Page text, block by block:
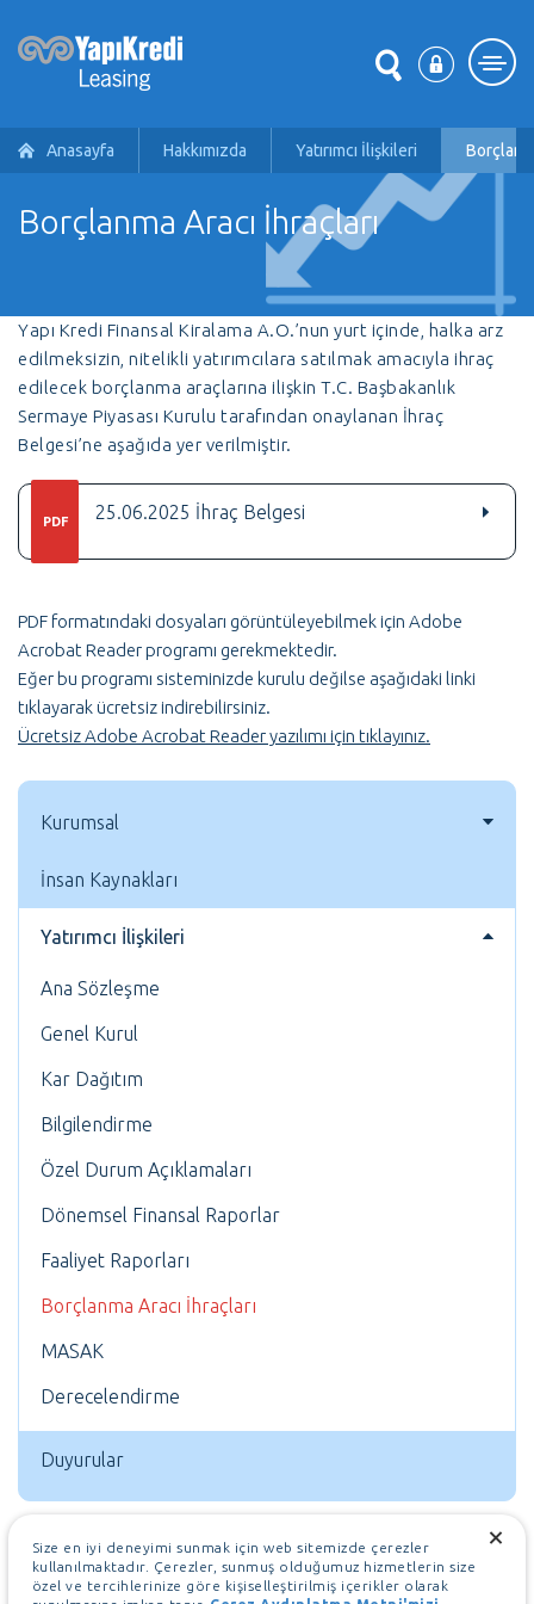
Anasayfa Hakkımızda Yatırımcı İlişkileri
Borçlanma Aracı İhraçları
Yapı Kredi Finansal Kiralama A.O.’nun yurt içinde, halka arz
edilmeksizin, nitelikli yatırımcılara satılmak amacıyla ihraç
edilecek borçlanma araçlarına ilişkin T.C. Başbakanlık
Sermaye Piyasası Kurulu tarafından onaylanan İhraç
Belgesi’ne aşağıda yer verilmiştir.
PDF 25.06.2025 İhraç Belgesi
PDF formatındaki dosyaları görüntüleyebilmek için Adobe
Acrobat Reader programı gerekmektedir.
Eğer bu programı sisteminizde kurulu değilse aşağıdaki linki
tıklayarak ücretsiz indirebilirsiniz.
Ücretsiz Adobe Acrobat Reader yazılımı için tıklayınız.
Kurumsal
İnsan Kaynakları
Yatırımcı İlişkileri
Ana Sözleşme
Genel Kurul
Kar Dağıtım
Bilgilendirme
Özel Durum Açıklamaları
Dönemsel Finansal Raporlar
Faaliyet Raporları
Borçlanma Aracı İhraçları
MASAK
Derecelendirme
Duyurular
Size en iyi deneyimi sunmak için web sitemizde çerezler
kullanılmaktadır. Çerezler, sunmuş olduğumuz hizmetlerin size
özel ve tercihlerinize göre kişiselleştirilmiş içerikler olarak